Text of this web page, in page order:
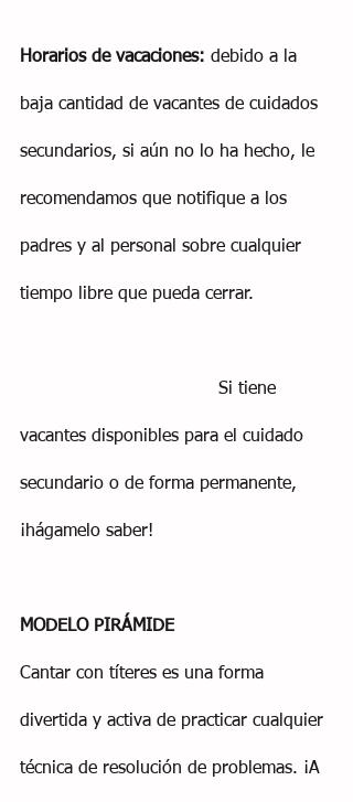
Horarios de vacaciones: debido a la
baja cantidad de vacantes de cuidados
secundarios, si aún no lo ha hecho, le
recomendamos que notifique a los
padres y al personal sobre cualquier
tiempo libre que pueda cerrar.
vacantes disponibles para el cuidado
secundario o de forma permanente,
¡hágamelo saber!
MODELO PIRÁMIDE
Cantar con títeres es una forma
divertida y activa de practicar cualquier
técnica de resolución de problemas. ¡A